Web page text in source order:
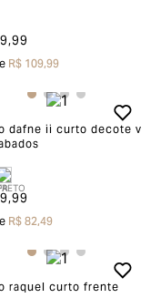
R$ 109,99
dafne ii curto decote v
R$ 82,49
raquel curto frente